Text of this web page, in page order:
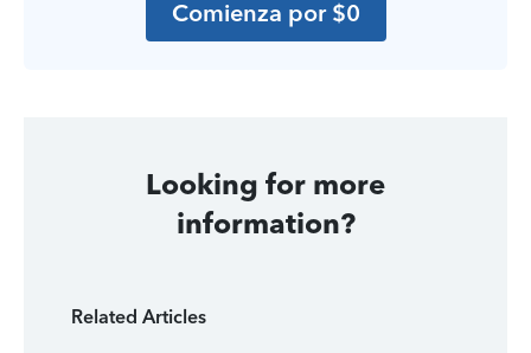
Comienza por $0
Looking for more
information?
Related Articles